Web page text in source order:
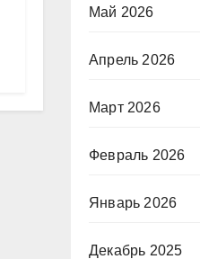
Май 2026
Апрель 2026
Март 2026
Февраль 2026
Январь 2026
Декабрь 2025